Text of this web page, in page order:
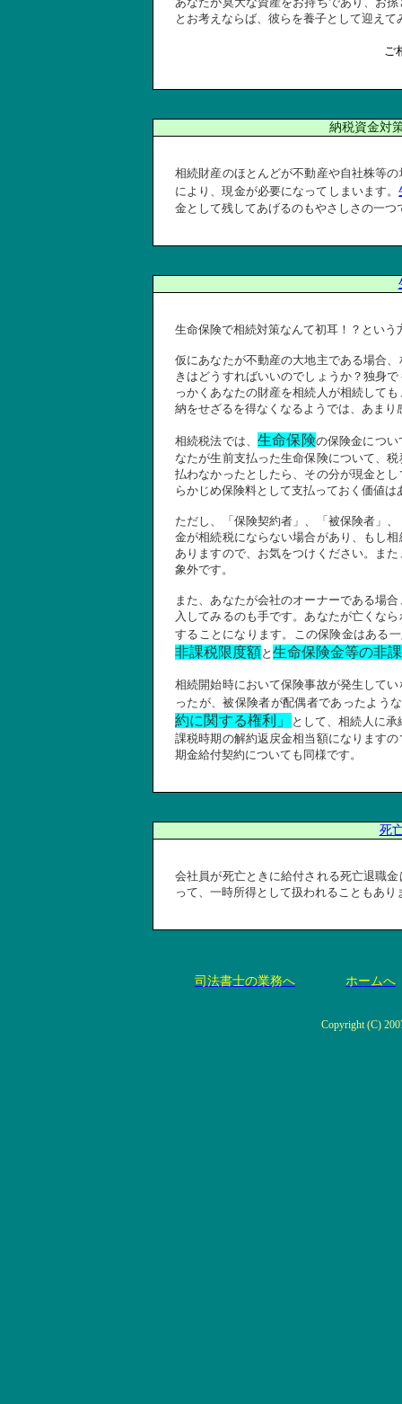
とお考えならば、彼らを養子として迎え
ご
納税資金対
相続財産のほとんどが不動産や自社株等
により、現金が必要になってしまいます。
金として残してあげるのもやさしさの一つ
生命保険で相続対策なんて初耳！？とい
仮にあなたが不動産の大地主である場合
きはどうすればいいのでしょうか？独身
っかくあなたの財産を相続人が相続して
納をせざるを得なくなるようでは、あま
相続税法では、生命保険の保険金につ
なたが生前支払った生命保険について、
払わなかったとしたら、その分が現金と
らかじめ保険料として支払っておく価値は
ただし、「保険契約者」、「被保険者」
金が相続税にならない場合があり、もし
ありますので、お気をつけください。ま
象外です。
また、あなたが会社のオーナーである場
入してみるのも手です。あなたが亡くな
することになります。この保険金はある
非課税限度額と 生命保険金等の非
相続開始時において保険事故が発生して
ったが、被保険者が配偶者であったよう
約に関する権利」
として、相続人に
課税時期の解約返戻金相当額になります
期金給付契約についても同様です。
死
会社員が死亡ときに給付される死亡退職金
って、一時所得として扱われることもあ
司法書士の業務へ ホームへ
Copyright (C)